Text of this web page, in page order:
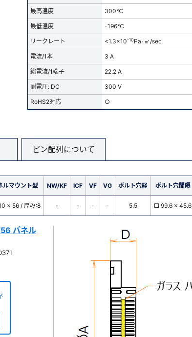
最高温度 300℃
最低温度 -196℃
リークレート <1.3x10-10Pa･㎥/sec
電流/1本 3 A
総電流/1端子 22.2 A
耐電圧: DC 300 V
RoHS2対応 ○
ピン配列について
ルマウント型 NW/KF ICF VF VG ボルト穴経 ボルト穴間隔
x 56 / 厚み:8 - - - - 5.5 □ 99.6 x 45.6
パネル